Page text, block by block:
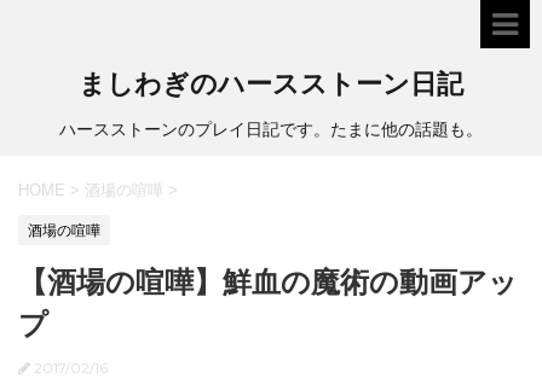
ましわぎのハースストーン日記
ハースストーンのプレイ日記です。たまに他の話題も。
HOME > 酒場の喧嘩 >
酒場の喧嘩
【酒場の喧嘩】鮮血の魔術の動画アッ
プ
2017/02/16